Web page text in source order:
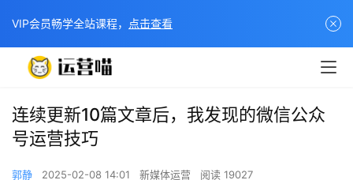
连续更新10篇文章后，我发现的微信公众
号运营技巧
郭静 2025-02-08 14:01 新媒体运营 阅读 19027
VIP会员畅学全站课程， 点击查看